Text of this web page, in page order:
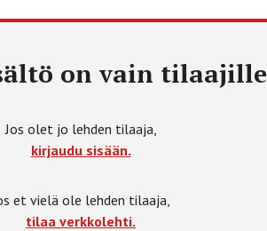
on vain tilaajille
Jos olet jo lehden tilaaja,
kirjaudu sisään.
et vielä ole lehden tilaaja,
tilaa verkkolehti.